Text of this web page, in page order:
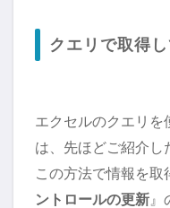
クエリで取得
エクセルのクエリを
は、先ほどご紹介し
この方法で情報を取
ントロールの更新 』